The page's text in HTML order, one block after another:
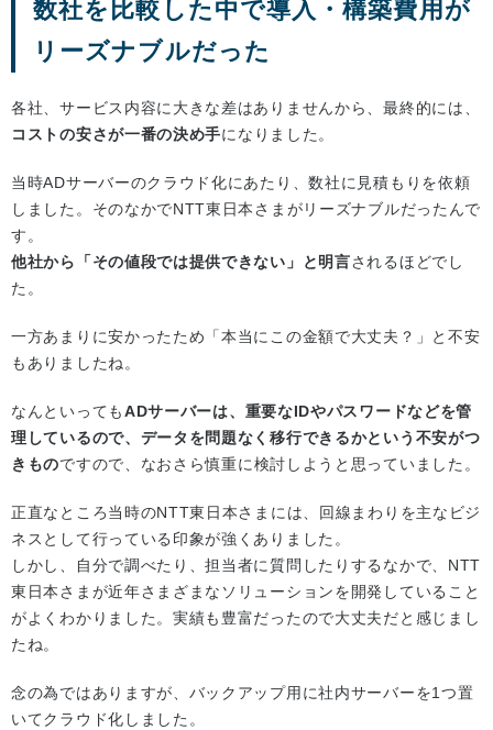
数社を比較した中で導入・構築費用が
リーズナブルだった
各社、サービス内容に大きな差はありませんから、最終的には、
コストの安さが一番の決め手になりました。
当時ADサーバーのクラウド化にあたり、数社に見積もりを依頼
しました。そのなかでNTT東日本さまがリーズナブルだったんで
す。
他社から「その値段では提供できない」と明言されるほどでし
た。
一方あまりに安かったため「本当にこの金額で大丈夫？」と不安
もありましたね。
なんといってもADサーバーは、重要なIDやパスワードなどを管
理しているので、データを問題なく移行できるかという不安がつ
きものですので、なおさら慎重に検討しようと思っていました。
正直なところ当時のNTT東日本さまには、回線まわりを主なビジ
ネスとして行っている印象が強くありました。
しかし、自分で調べたり、担当者に質問したりするなかで、NTT
東日本さまが近年さまざまなソリューションを開発していること
がよくわかりました。実績も豊富だったので大丈夫だと感じまし
たね。
念の為ではありますが、バックアップ用に社内サーバーを1つ置
いてクラウド化しました。